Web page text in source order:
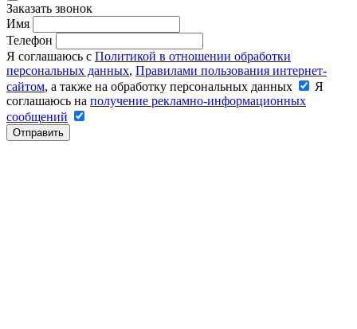
Заказать звонок
Имя
Телефон
Я соглашаюсь с Политикой в отношении обработки
персональных данных, Правилами пользования интернет-
сайтом, а также на обработку персональных данных
Я
соглашаюсь на получение рекламно-информационных
сообщений
Отправить